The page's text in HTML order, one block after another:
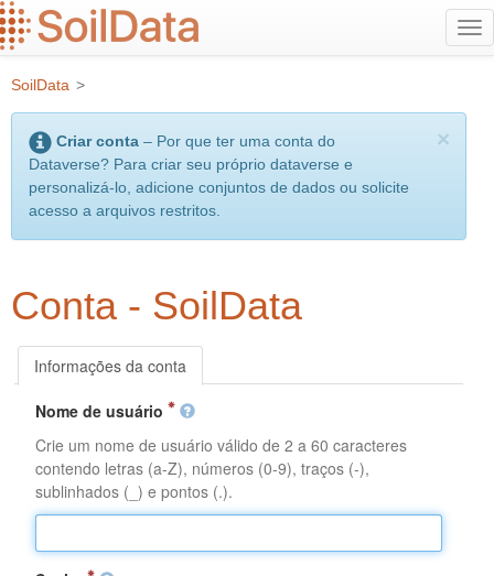
Ir
para
conteúdo
principal
SoilData >
×
Criar conta – Por que ter uma conta do
Dataverse? Para criar seu próprio dataverse e
personalizá-lo, adicione conjuntos de dados ou solicite
acesso a arquivos restritos.
Conta - SoilData
Informações da conta
Nome de usuário
Crie um nome de usuário válido de 2 a 60 caracteres
contendo letras (a-Z), números (0-9), traços (-),
sublinhados (_) e pontos (.).